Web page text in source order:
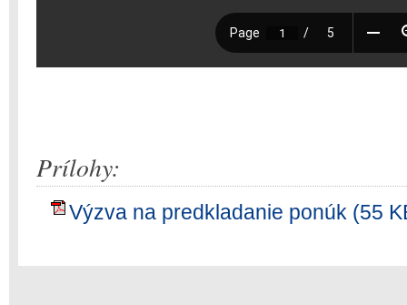
Prílohy:
Výzva na predkladanie ponúk (55